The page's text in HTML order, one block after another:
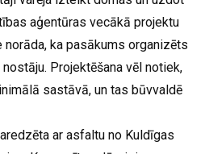
aģentūras vecākā projektu
norāda, ka pasākums organizēts
Projektēšana vēl notiek,
sastāvā, un tas būvvaldē
ar asfaltu no Kuldīgas